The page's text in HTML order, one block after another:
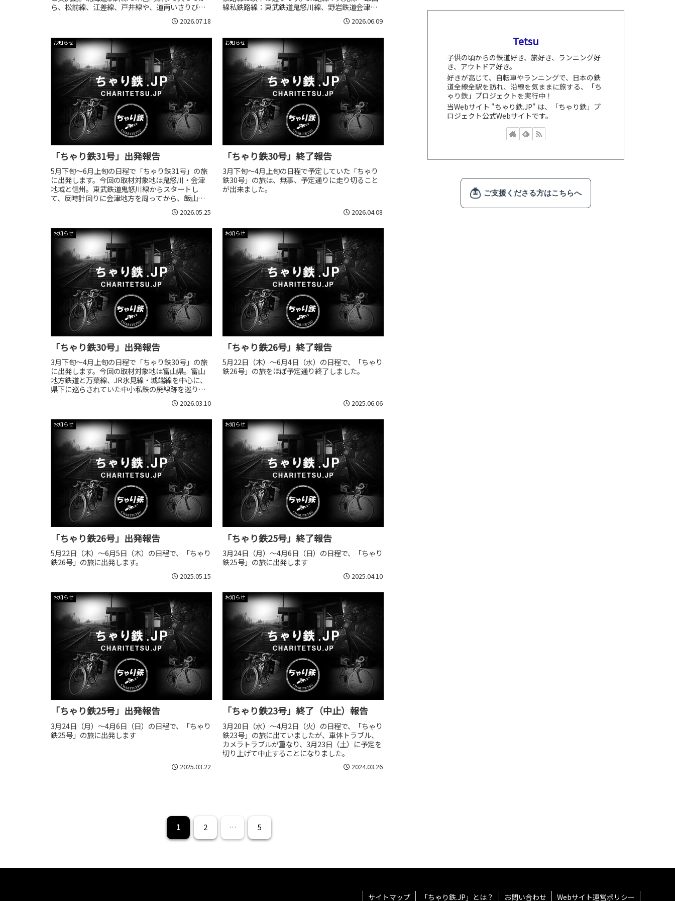
ら、松前線、江差線、戸井線や、道南いさりび鉄
道、函館市交通局（市電）全線、渡島海岸鉄道、
大沼電鉄といった路線、廃線跡を巡ります。2026.07.18
線私鉄路線：東武鉄道鬼怒川線、野岩鉄道会津鬼
怒川線、会津鉄道会津線駅前野宿：鬼怒川公園
駅、男鹿高原駅、塔のへつり駅、塔寺駅、早戸
2026.06.09
お知らせ
「ちゃり鉄31号」出発報告
5月下旬～6月上旬の日程で「ちゃり鉄31号」の旅
に出発します。今回の取材対象地は鬼怒川・会津
地域と信州。東武鉄道鬼怒川線からスタートし
て、反時計回りに会津地方を周ってから、飯山線
2026.05.25
お知らせ
「ちゃり鉄30号」終了報告
3月下旬～4月上旬の日程で予定していた「ちゃり
鉄30号」の旅は、無事、予定通りに走り切ること
が出来ました。
2026.04.08
お知らせ
「ちゃり鉄30号」出発報告
3月下旬～4月上旬の日程で「ちゃり鉄30号」の旅
に出発します。今回の取材対象地は富山県。富山
地方鉄道と万葉線、JR氷見線・城端線を中心に、
県下に巡らされていた中小私鉄の廃線跡を巡りま
2026.03.10
お知らせ
「ちゃり鉄26号」終了報告
5月22日（木）～6月4日（水）の日程で、「ちゃり
鉄26号」の旅をほぼ予定通り終了しました。
2025.06.06
お知らせ
「ちゃり鉄26号」出発報告
5月22日（木）～6月5日（木）の日程で、「ちゃり
鉄26号」の旅に出発します。
2025.05.15
お知らせ
「ちゃり鉄25号」終了報告
3月24日（月）～4月6日（日）の日程で、「ちゃり
鉄25号」の旅に出発します
2025.04.10
お知らせ
「ちゃり鉄25号」出発報告
3月24日（月）～4月6日（日）の日程で、「ちゃり
鉄25号」の旅に出発します
2025.03.22
お知らせ
「ちゃり鉄23号」終了（中止）報告
3月20日（水）～4月2日（火）の日程で、「ちゃり
鉄23号」の旅に出ていましたが、車体トラブル、
カメラトラブルが重なり、3月23日（土）に予定を
切り上げて中止することになりました。
2024.03.26
1 2 … 5
Tetsu
子供の頃からの鉄道好き、旅好き、ランニング好
き、アウトドア好き。
好きが高じて、自転車やランニングで、日本の鉄
道全線全駅を訪れ、沿線を気ままに旅する、「ち
ゃり鉄」プロジェクトを実行中！
当Webサイト "ちゃり鉄.JP" は、「ちゃり鉄」プ
ロジェクト公式Webサイトです。
サイトマップ 「ちゃり鉄.JP」とは？ お問い合わせ Webサイト運営ポリシー